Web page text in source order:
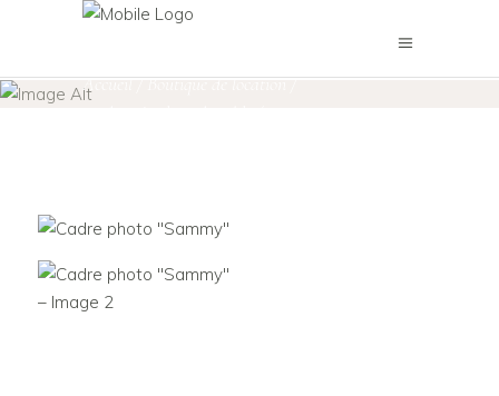
Accueil/Boutique de location/